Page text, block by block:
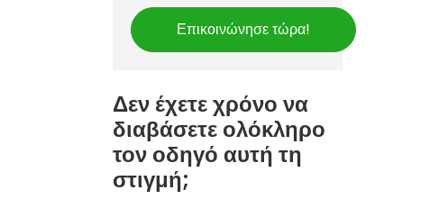
Επικοινώνησε τώρα!
Δεν έχετε χρόνο να
διαβάσετε ολόκληρο
τον οδηγό αυτή τη
στιγμή;